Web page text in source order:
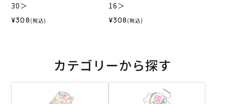
30＞
¥308 (税込)
16＞
¥308 (税込)
カテゴリーから探す